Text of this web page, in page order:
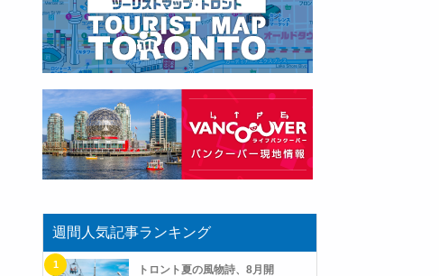
週間人気記事ランキング
トロント夏の風物詩、8月開